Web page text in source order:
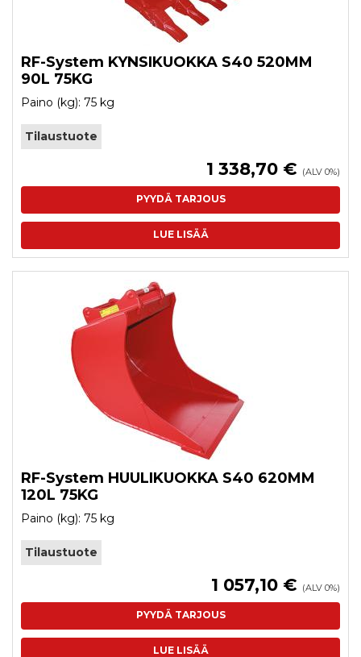
RF-System KYNSIKUOKKA S40 520MM
90L 75KG
Paino (kg): 75 kg
Tilaustuote
1 338,70 € (ALV 0%)
PYYDÄ TARJOUS
LUE LISÄÄ
RF-System HUULIKUOKKA S40 620MM
120L 75KG
Paino (kg): 75 kg
Tilaustuote
1 057,10 € (ALV 0%)
PYYDÄ TARJOUS
LUE LISÄÄ